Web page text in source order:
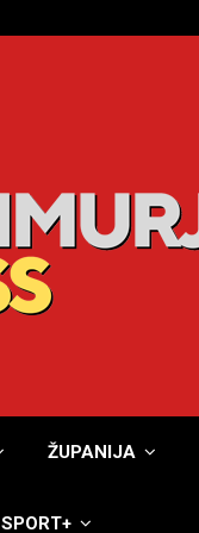
ŽUPANIJA
SPORT+